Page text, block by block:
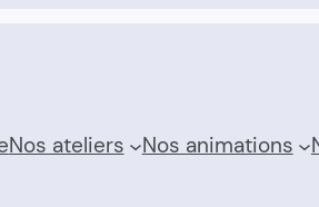
Nos ateliers Nos animations